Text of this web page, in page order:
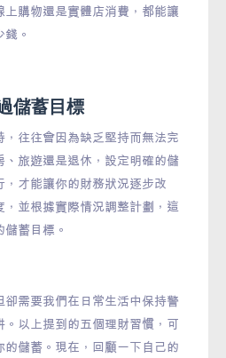
上購物還是實體店消費，都能讓
。
儲蓄目標
，往往會因為缺乏堅持而無法完
、旅遊還是退休，設定明確的儲
，才能讓你的財務狀況逐步改
，並根據實際情況調整計劃，這
蓄目標。
卻需要我們在日常生活中保持警
。以上提到的五個理財習慣，可
的儲蓄。現在，回顧一下自己的